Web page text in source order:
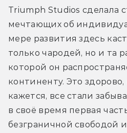
Triumph Studios сделала
мечтающих об
мере развития здесь
только чародей, но и та
которой он
континенту. Это здорово,
кажется, все стали
в своё время первая
безграничной свободой